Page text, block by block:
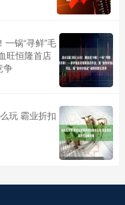
锅“寻鲜”毛
旺恒隆首店
争
玩 霸业折扣